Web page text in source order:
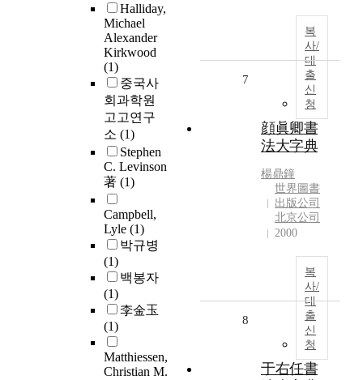
Halliday,
Michael
Alexander
Kirkwood
(1)
중국사
회과학원
고고연구
소 (1)
Stephen
C. Levinson
著 (1)
Campbell,
Lyle (1)
박규병
(1)
백봉자
(1)
李金玉
(1)
Matthiessen,
Christian M.
복
사/
대
출
신
청
7
顔眞卿書
法大字典
楊鼎鐘
世界圖書
出版公司
北京公司
2000
복
사/
대
출
신
청
8
于右任書